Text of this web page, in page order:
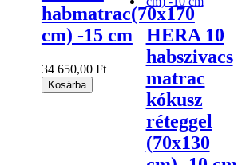
habmatrac(70x170
cm) -15 cm
34 650,00 Ft
Kosárba
HERA 10
habszivacs
matrac
kókusz
réteggel
(70x130